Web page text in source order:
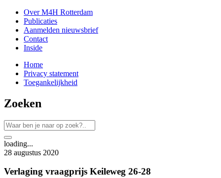
Over M4H Rotterdam
Publicaties
Aanmelden nieuwsbrief
Contact
Inside
Home
Privacy statement
Toegankelijkheid
Zoeken
loading...
28 augustus 2020
Verlaging vraagprijs Keileweg 26-28